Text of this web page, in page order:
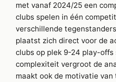
met vanaf 2024/25 een
clubs spelen in één
verschillende
plaatst zich direct voor de
clubs op plek 9-24 play-offs
complexiteit vergroot de
maakt ook de motivatie